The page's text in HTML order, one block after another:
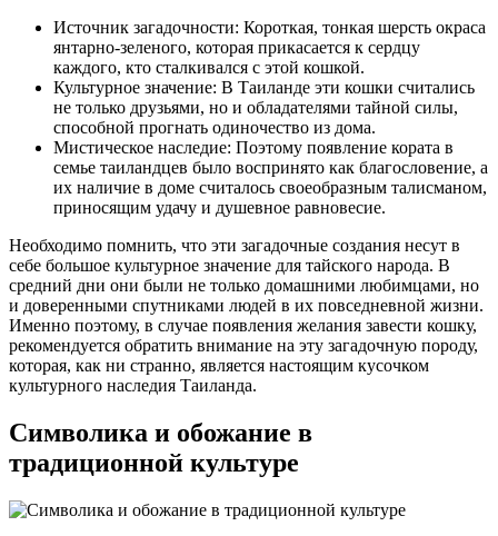
Источник загадочности: Короткая, тонкая шерсть окраса
янтарно-зеленого, которая прикасается к сердцу
каждого, кто сталкивался с этой кошкой.
Культурное значение: В Таиланде эти кошки считались
не только друзьями, но и обладателями тайной силы,
способной прогнать одиночество из дома.
Мистическое наследие: Поэтому появление кората в
семье таиландцев было воспринято как благословение, а
их наличие в доме считалось своеобразным талисманом,
приносящим удачу и душевное равновесие.
Необходимо помнить, что эти загадочные создания несут в
себе большое культурное значение для тайского народа. В
средний дни они были не только домашними любимцами, но
и доверенными спутниками людей в их повседневной жизни.
Именно поэтому, в случае появления желания завести кошку,
рекомендуется обратить внимание на эту загадочную породу,
которая, как ни странно, является настоящим кусочком
культурного наследия Таиланда.
Символика и обожание в
традиционной культуре